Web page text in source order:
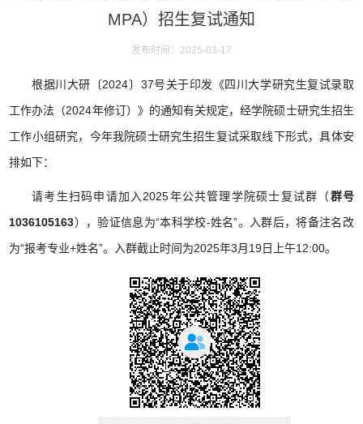
MPA）招生复试通知
发布时间：2025-03-17
根据川大研〔2024〕 37号关于印发《四川大学研究生复试录取
工作办法（2024年修订）》的通知有关规定，经学院硕士研究生招生
工作小组研究，今年我院硕士研究生招生复试采取线下形式，具体安
排如下：
请考生扫码申请加入 2025年公共管理学院硕士复试群（群号
1036105163），验证信息为“本科学校-姓名”。入群后，将备注名改
为“报考专业+姓名”。入群截止时间为2025年3月 19 日上午12:00。